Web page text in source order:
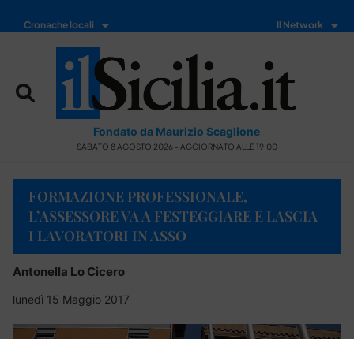
Cronache locali Il Network
Fondato da Maurizio Scaglione
SABATO 8 AGOSTO 2026 - AGGIORNATO ALLE 19:00
FORMAZIONE PROFESSIONALE,
L’ASSESSORE VA A FESTEGGIARE E LASCIA
I LAVORATORI IN ASSO
Antonella Lo Cicero
lunedì 15 Maggio 2017